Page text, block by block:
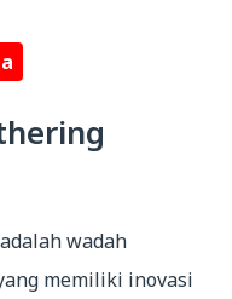
wadah
memiliki inovasi